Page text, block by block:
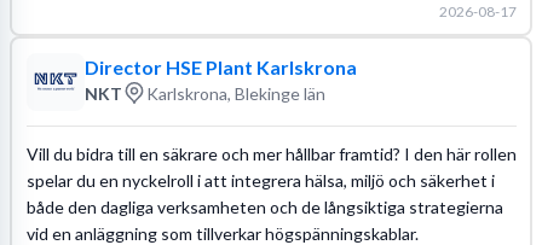
2026-08-17
Director HSE Plant Karlskrona
NKT Karlskrona, Blekinge län
Vill du bidra till en säkrare och mer hållbar framtid? I den här rollen
spelar du en nyckelroll i att integrera hälsa, miljö och säkerhet i
både den dagliga verksamheten och de långsiktiga strategierna
vid en anläggning som tillverkar högspänningskablar.